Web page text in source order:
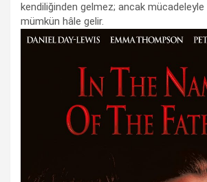
kendiliğinden gelmez; ancak mücadeleyle
mümkün hâle gelir.